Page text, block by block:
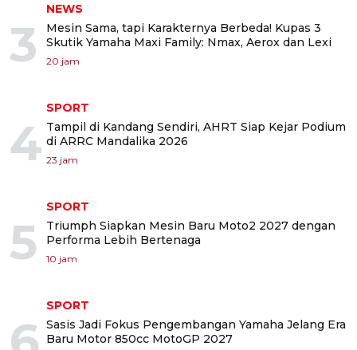
3
NEWS
Mesin Sama, tapi Karakternya Berbeda! Kupas 3
Skutik Yamaha Maxi Family: Nmax, Aerox dan Lexi
20 jam
4
SPORT
Tampil di Kandang Sendiri, AHRT Siap Kejar Podium
di ARRC Mandalika 2026
23 jam
5
SPORT
Triumph Siapkan Mesin Baru Moto2 2027 dengan
Performa Lebih Bertenaga
10 jam
SPORT
Sasis Jadi Fokus Pengembangan Yamaha Jelang Era
Baru Motor 850cc MotoGP 2027